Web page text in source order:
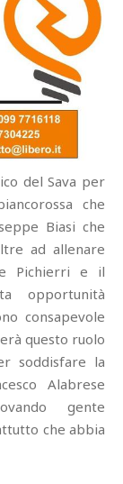
del Sava per
che
Biasi che
ad allenare
Pichierri e il
opportunità
consapevole
questo ruolo
soddisfare la
Alabrese
gente
che abbia